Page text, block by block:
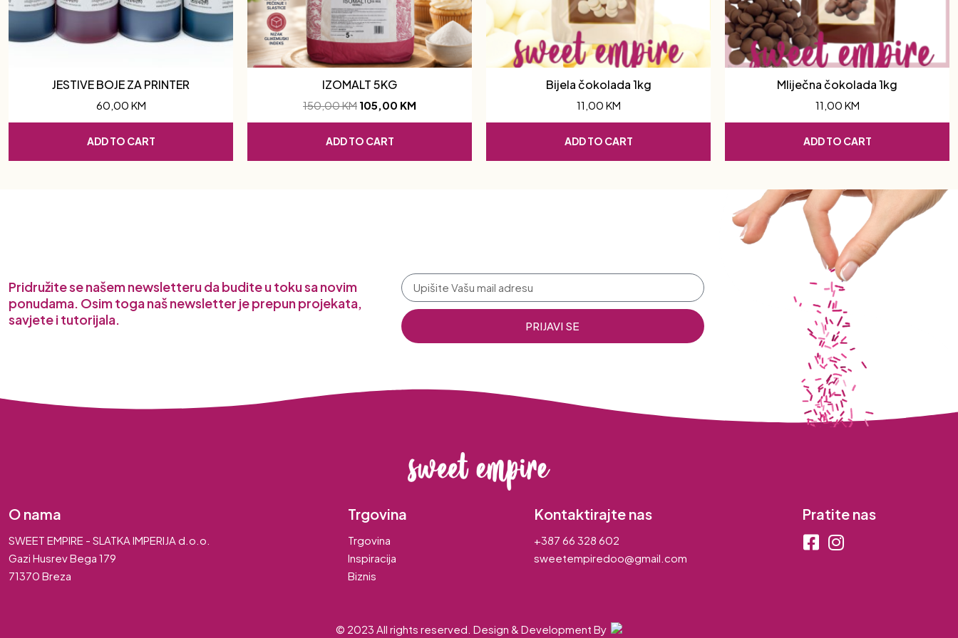
JESTIVE BOJE ZA PRINTER
60,00 KM
ADD TO CART
IZOMALT 5KG
150,00KM 105,00 KM
ADD TO CART
Bijela čokolada 1kg
11,00 KM
ADD TO CART
Mliječna čokolada 1kg
11,00 KM
ADD TO CART
Pridružite se našem newsletteru da budite u toku sa novim
ponudama. Osim toga naš newsletter je prepun projekata,
savjete i tutorijala.
PRIJAVI SE
O nama
SWEET EMPIRE - SLATKA IMPERIJA d.o.o.
Gazi Husrev Bega 179
71370 Breza
Trgovina
Trgovina
Inspiracija
Biznis
Kontaktirajte nas
+387 66 328 602
sweetempiredoo@gmail.com
Pratite nas
© 2023 All rights reserved. Design & Development By